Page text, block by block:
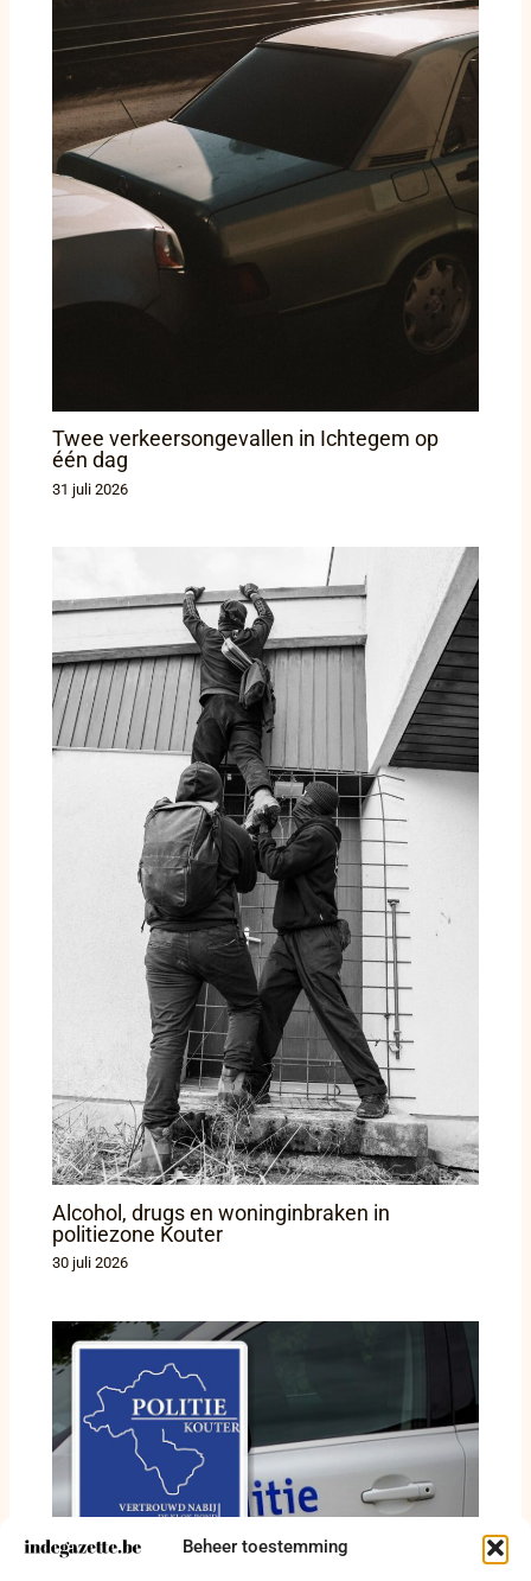
Beheer toestemming
Twee verkeersongevallen in Ichtegem op
één dag
31 juli 2026
Alcohol, drugs en woninginbraken in
politiezone Kouter
30 juli 2026